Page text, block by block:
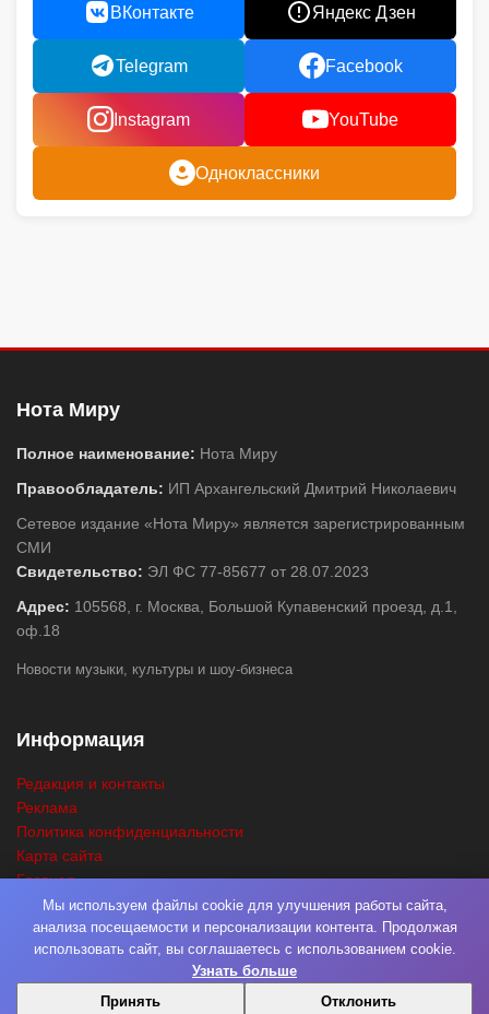
ВКонтакте Яндекс Дзен
Telegram Facebook
Instagram YouTube
Одноклассники
Нота Миру
Полное наименование: Нота Миру
Правообладатель: ИП Архангельский Дмитрий Николаевич
Сетевое издание «Нота Миру» является зарегистрированным
СМИ
Свидетельство: ЭЛ ФС 77-85677 от 28.07.2023
Адрес: 105568, г. Москва, Большой Купавенский проезд, д.1,
оф.18
Новости музыки, культуры и шоу-бизнеса
Информация
Редакция и контакты
Реклама
Политика конфиденциальности
Карта сайта
Главная
Поиск
© 2026Нота Миру. РазработкаФабрика Медиа Мьюзик. Все права
Мы используем файлы cookie для улучшения работы сайта,
анализа посещаемости и персонализации контента. Продолжая
использовать сайт, вы соглашаетесь с использованием cookie.
Узнать больше
Принять
Отклонить